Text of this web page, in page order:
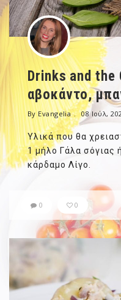
Drinks and
αβοκάντο,
By Evangelia 08 Ιούλ,
Υλικά που θα
1 μήλο Γάλα σόγιας
κάρδαμο Λίγο.
0 0